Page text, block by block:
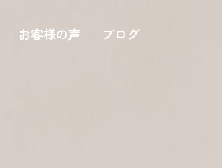
お客様の声 ブログ